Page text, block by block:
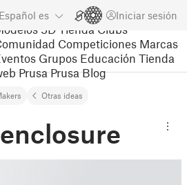
Español es Iniciar sesión
3D Tienda Clubs
Competiciones Marcas
Grupos Educación Tienda
Prusa Prusa Blog
Otras ideas